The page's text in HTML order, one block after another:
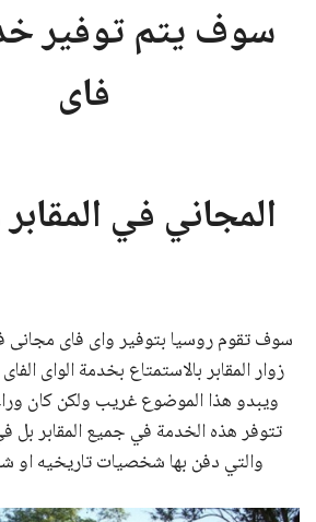
سوف يتم توفير
فاى
المجاني في
سوف تقوم روسيا بتوفير واى فاى مجانى
زوار المقابر بالاستمتاع بخدمة الواى
ويبدو هذا الموضوع غريب ولكن كان
تتوفر هذه الخدمة في جميع المقابر بل
والتي دفن بها شخصيات تاريخيه